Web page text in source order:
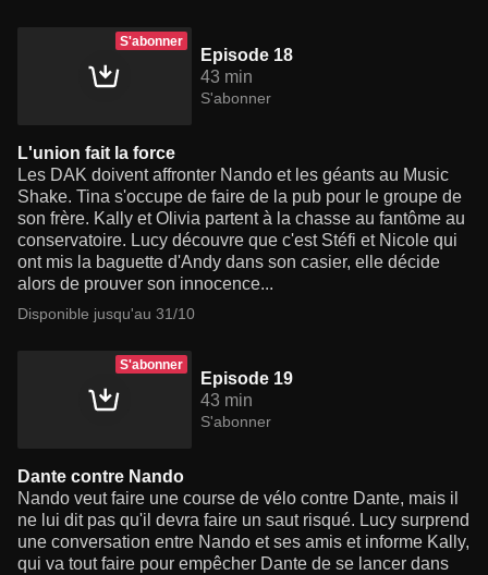
S'abonner
Episode 18
43 min
S'abonner
L'union fait la force
Les DAK doivent affronter Nando et les géants au Music
Shake. Tina s'occupe de faire de la pub pour le groupe de
son frère. Kally et Olivia partent à la chasse au fantôme au
conservatoire. Lucy découvre que c'est Stéfi et Nicole qui
ont mis la baguette d'Andy dans son casier, elle décide
alors de prouver son innocence...
Disponible jusqu'au 31/10
S'abonner
Episode 19
43 min
S'abonner
Dante contre Nando
Nando veut faire une course de vélo contre Dante, mais il
ne lui dit pas qu'il devra faire un saut risqué. Lucy surprend
une conversation entre Nando et ses amis et informe Kally,
qui va tout faire pour empêcher Dante de se lancer dans